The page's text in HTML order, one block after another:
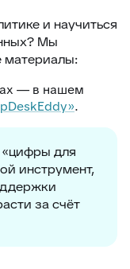
и научиться
Мы
материалы:
— в нашем
.
для
инструмент,
за счёт